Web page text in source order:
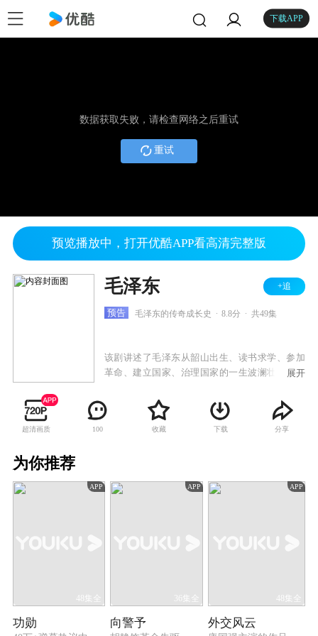
下载APP
数据获取失败，请检查网络之后重试
重试
预览播放中，打开优酷APP看高清完整版
毛泽东 +追
预告 毛泽东的传奇成长史 8.8分 共49集
该剧讲述了毛泽东从韶山出生、读书求学、参加
革命、建立国家、治理国家的一生波澜壮阔的历
展开
超清画质 100 收藏 下载 分享
为你推荐
APP
48集全
功勋
APP
36集全
向警予
APP
48集全
外交风云